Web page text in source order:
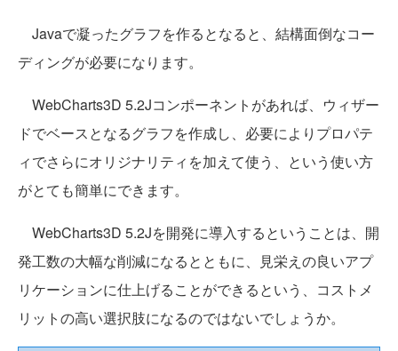
Javaで凝ったグラフを作るとなると、結構面倒なコー
ディングが必要になります。
WebCharts3D 5.2Jコンポーネントがあれば、ウィザー
ドでベースとなるグラフを作成し、必要によりプロパテ
ィでさらにオリジナリティを加えて使う、という使い方
がとても簡単にできます。
WebCharts3D 5.2Jを開発に導入するということは、開
発工数の大幅な削減になるとともに、見栄えの良いアプ
リケーションに仕上げることができるという、コストメ
リットの高い選択肢になるのではないでしょうか。